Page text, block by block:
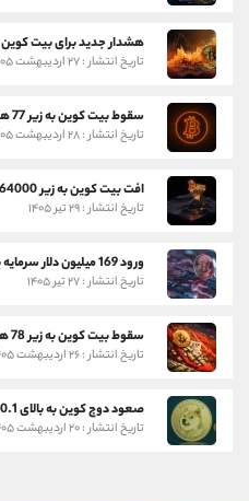
هشدار جدید برای بیت کوین
تاریخ انتشار : ۲۷ اردیبهشت ۱۴۰۵
سقوط بیت کوین به زیر 77 هزار دلار
تاریخ انتشار : ۲۸ اردیبهشت ۱۴۰۵
افت بیت کوین به زیر 64000 دلار
تاریخ انتشار : ۲۹ تیر ۱۴۰۵
ورود 169 میلیون دلار سرمایه به ETF های بیت کوین و اتریوم
تاریخ انتشار : ۲۷ تیر ۱۴۰۵
سقوط بیت کوین به زیر 78 هزار دلار
تاریخ انتشار : ۲۶ اردیبهشت ۱۴۰۵
صعود دوج کوین به بالای 0.1 دلار
تاریخ انتشار : ۲۰ اردیبهشت ۱۴۰۵